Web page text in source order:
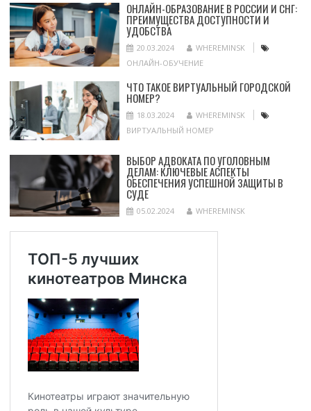
ОНЛАЙН-ОБРАЗОВАНИЕ В РОССИИ И СНГ:
ПРЕИМУЩЕСТВА ДОСТУПНОСТИ И
УДОБСТВА
20.03.2024
WHEREMINSK
ОНЛАЙН-ОБУЧЕНИЕ
ЧТО ТАКОЕ ВИРТУАЛЬНЫЙ ГОРОДСКОЙ
НОМЕР?
18.03.2024
WHEREMINSK
ВИРТУАЛЬНЫЙ НОМЕР
ВЫБОР АДВОКАТА ПО УГОЛОВНЫМ
ДЕЛАМ: КЛЮЧЕВЫЕ АСПЕКТЫ
ОБЕСПЕЧЕНИЯ УСПЕШНОЙ ЗАЩИТЫ В
СУДЕ
05.02.2024 WHEREMINSK